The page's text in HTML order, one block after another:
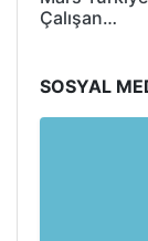
Çalışan…
SOSYAL